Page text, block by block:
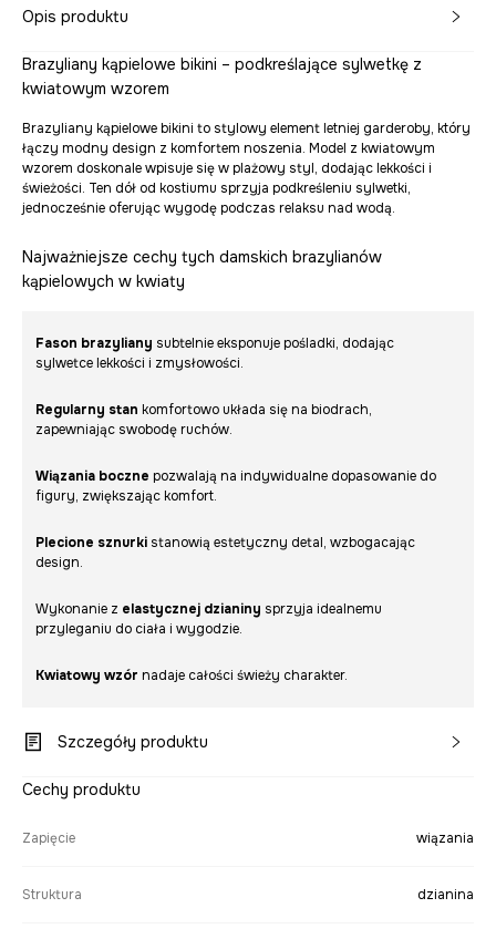
Opis produktu
Brazyliany kąpielowe bikini – podkreślające sylwetkę z
kwiatowym wzorem
Brazyliany kąpielowe bikini to stylowy element letniej garderoby, który
łączy modny design z komfortem noszenia. Model z kwiatowym
wzorem doskonale wpisuje się w plażowy styl, dodając lekkości i
świeżości. Ten dół od kostiumu sprzyja podkreśleniu sylwetki,
jednocześnie oferując wygodę podczas relaksu nad wodą.
Najważniejsze cechy tych damskich brazylianów
kąpielowych w kwiaty
Fason brazyliany subtelnie eksponuje pośladki, dodając
sylwetce lekkości i zmysłowości.
Regularny stan komfortowo układa się na biodrach,
zapewniając swobodę ruchów.
Wiązania boczne pozwalają na indywidualne dopasowanie do
figury, zwiększając komfort.
Plecione sznurki stanowią estetyczny detal, wzbogacając
design.
Wykonanie z elastycznej dzianiny sprzyja idealnemu
przyleganiu do ciała i wygodzie.
Kwiatowy wzór nadaje całości świeży charakter.
Szczegóły produktu
Cechy produktu
Zapięcie wiązania
Struktura dzianina